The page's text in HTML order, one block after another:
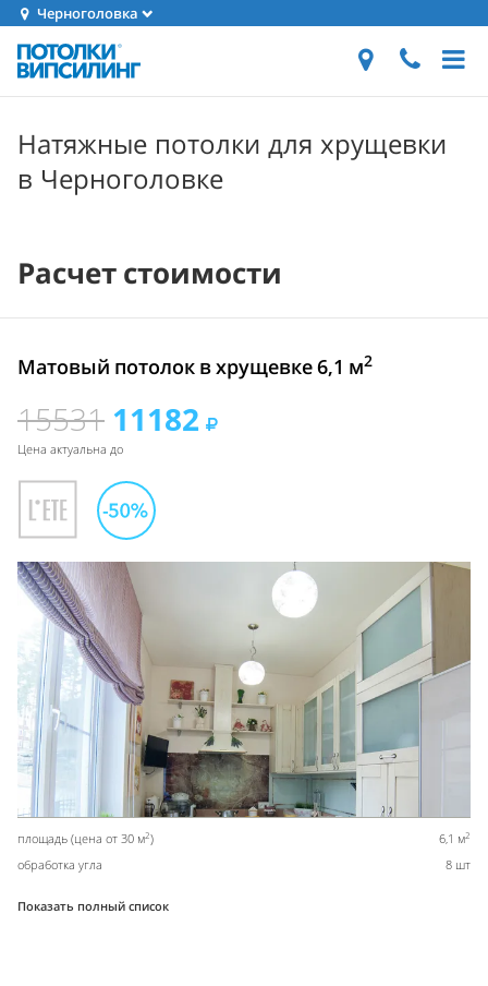
Черноголовка
Натяжные потолки для хрущевки
в Черноголовке
Расчет стоимости
Матовый потолок в хрущевке 6,1 м2
15531 11182
Цена актуальна до
площадь (цена от 30 м2) 6,1 м2
обработка угла 8 шт
Показать полный список